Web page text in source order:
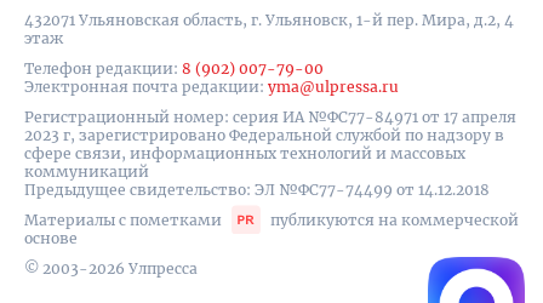
432071 Ульяновская область, г. Ульяновск, 1-й пер. Мира, д.2, 4
этаж
Телефон редакции: 8 (902) 007-79-00
Электронная почта редакции: yma@ulpressa.ru
Регистрационный номер: серия ИА №ФС77-84971 от 17 апреля
2023 г, зарегистрировано Федеральной службой по надзору в
сфере связи, информационных технологий и массовых
коммуникаций
Предыдущее свидетельство: ЭЛ №ФС77-74499 от 14.12.2018
Материалы с пометками
публикуются на коммерческой
основе
© 2003-2026 Улпресса